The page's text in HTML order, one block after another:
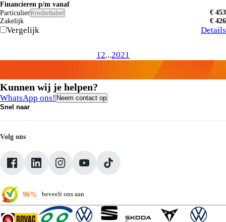
Financieren p/m vanaf
Particulier Krediettabel
€ 453
Zakelijk
€ 426
Vergelijk Details
1 2...2021
Kunnen wij je helpen?
WhatsApp ons! Neem contact op
Snel naar
Medewerkers
Onze servicebeloften
Pechhulp
Klantbeoordelingen
Verkoopvoorwaarden
Volg ons
96% beveelt ons aan